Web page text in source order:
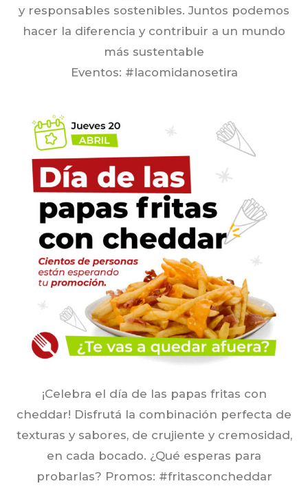
y responsables sostenibles. Juntos podemos
hacer la diferencia y contribuir a un mundo
más sustentable
Eventos: #lacomidanosetira
¡Celebra el día de las papas fritas con
cheddar! Disfrutá la combinación perfecta de
texturas y sabores, de crujiente y cremosidad,
en cada bocado. ¿Qué esperas para
probarlas? Promos: #fritasconcheddar